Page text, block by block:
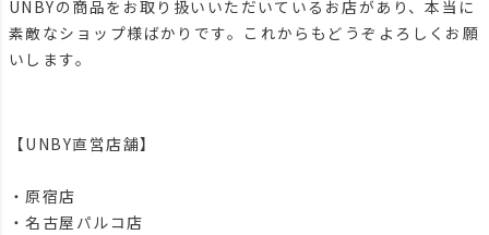
UNBYの商品をお取り扱いいただいているお店があり、本当に
素敵なショップ様ばかりです。これからもどうぞよろしくお願
いします。
【UNBY直営店舗】
・原宿店
・名古屋パルコ店